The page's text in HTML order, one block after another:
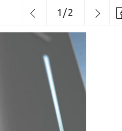
1 /2